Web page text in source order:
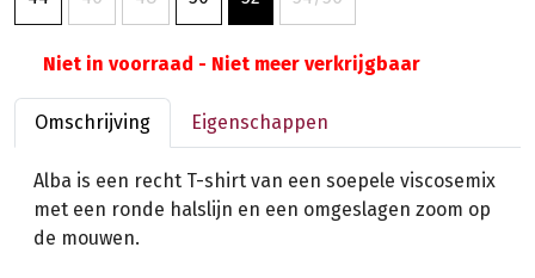
Niet in voorraad - Niet meer verkrijgbaar
Omschrijving Eigenschappen
Alba is een recht T-shirt van een soepele viscosemix
met een ronde halslijn en een omgeslagen zoom op
de mouwen.